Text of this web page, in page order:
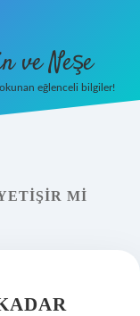
ve Neşe
eğlenceli bilgiler!
MI